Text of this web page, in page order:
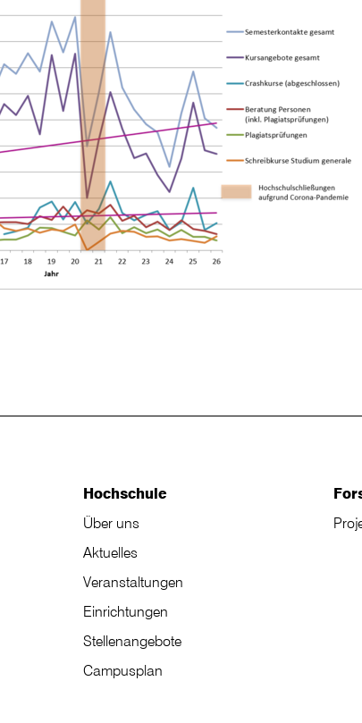
Hochschule
Über uns
Aktuelles
Veranstaltungen
Einrichtungen
Stellenangebote
Campusplan